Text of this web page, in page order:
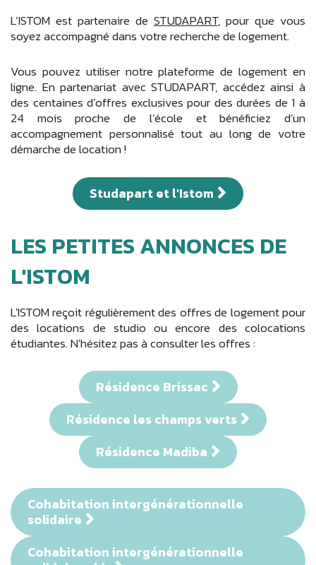
L’ISTOM est partenaire de STUDAPART, pour que vous
soyez accompagné dans votre recherche de logement.
Vous pouvez utiliser notre plateforme de logement en
ligne. En partenariat avec STUDAPART, accédez ainsi à
des centaines d’offres exclusives pour des durées de 1 à
24 mois proche de l’école et bénéficiez d’un
accompagnement personnalisé tout au long de votre
démarche de location !
Studapart et l'Istom
LES PETITES ANNONCES DE
L'ISTOM
L'ISTOM reçoit régulièrement des offres de logement pour
des locations de studio ou encore des colocations
étudiantes. N'hésitez pas à consulter les offres :
Résidence Brissac
Résidence les champs verts
Résidence Madiba
Cohabitation intergénérationnelle
solidaire
Cohabitation intergénérationnelle